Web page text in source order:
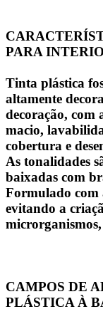
PARA
Tinta plástica
altamente
decoração, com
macio,
cobertura e
As tonalidades
baixadas com
Formulado com
evitando a
CAMPOS DE
PLÁSTICA À